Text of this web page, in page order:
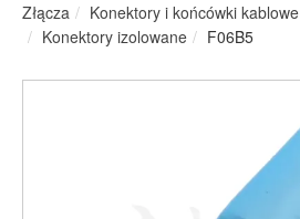
Złącza
Konektory i końcówki kablowe
Konektory izolowane
F06B5